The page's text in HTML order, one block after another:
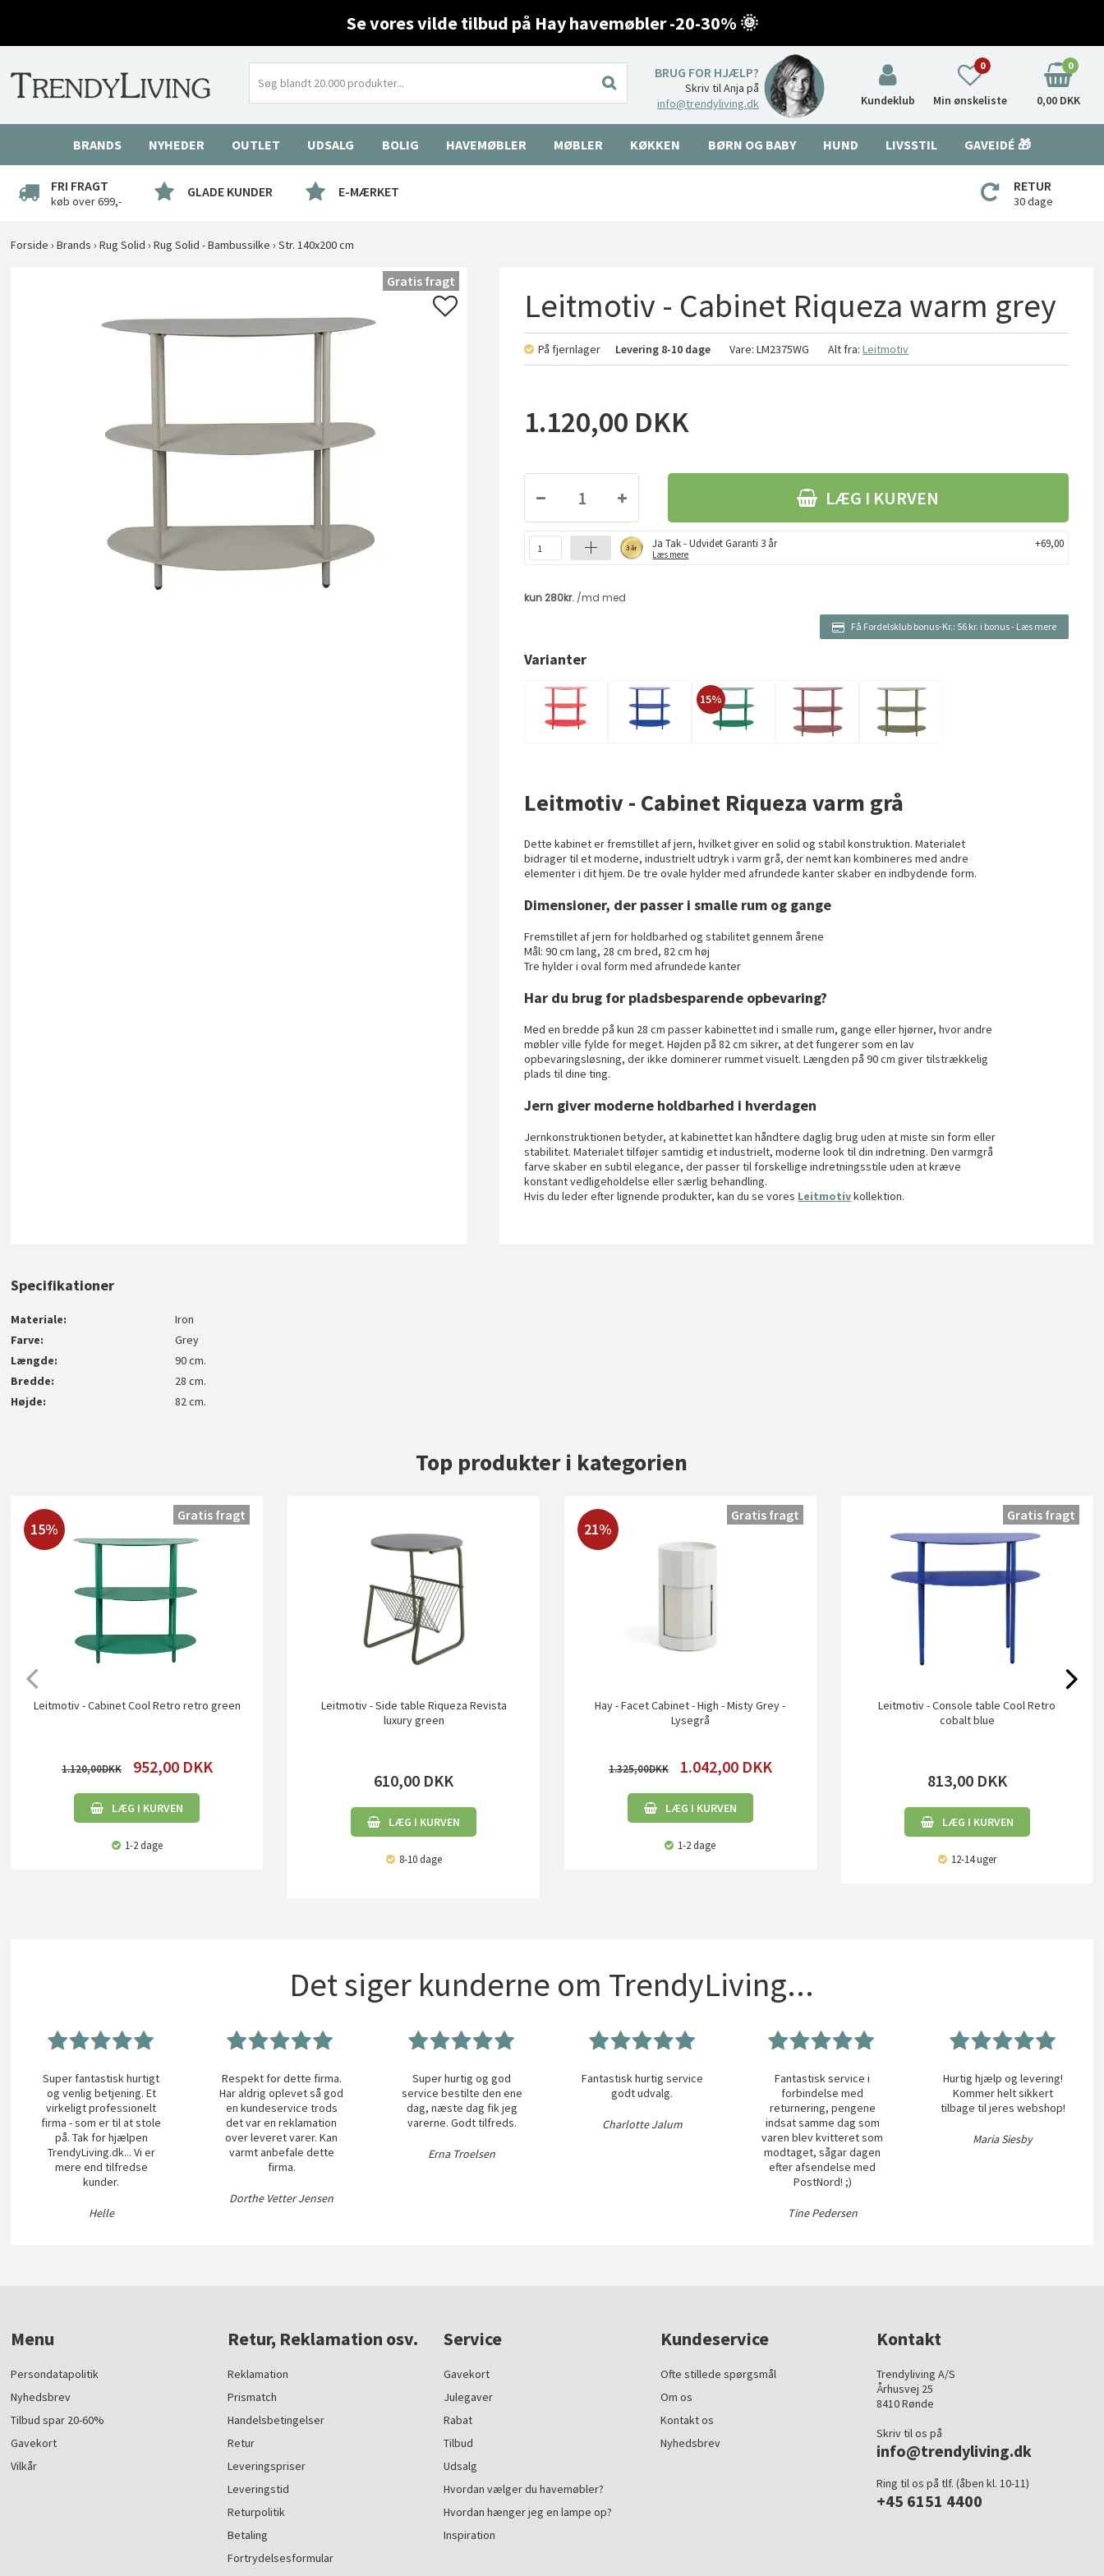
Se vores vilde tilbud på Hay havemøbler -20-30% 🌞
BRUG FOR HJÆLP?
Skriv til Anja på
info@trendyliving.dk
Kundeklub Min ønskeliste
0 0
0,00 DKK
BRANDS NYHEDER OUTLET UDSALG BOLIG HAVEMØBLER MØBLER KØKKEN BØRN OG BABY HUND LIVSSTIL GAVEIDÉ 🎁
FRI FRAGT
køb over 699,-
GLADE KUNDER E-MÆRKET RETUR
30 dage
Forside ›Brands ›Rug Solid ›Rug Solid - Bambussilke ›Str. 140x200 cm
Gratis fragt
Leitmotiv - Cabinet Riqueza warm grey
På fjernlager Levering 8-10 dage Vare:LM2375WG Alt fra:Leitmotiv
1.120,00 DKK
LÆG I KURVEN
Ja Tak - Udvidet Garanti 3 år
Læs mere
+69,00
Få Fordelsklub bonus-Kr.: 56 kr. i bonus- Læs mere
Varianter
15%
Leitmotiv - Cabinet Riqueza varm grå
Dette kabinet er fremstillet af jern, hvilket giver en solid og stabil konstruktion. Materialet
bidrager til et moderne, industrielt udtryk i varm grå, der nemt kan kombineres med andre
elementer i dit hjem. De tre ovale hylder med afrundede kanter skaber en indbydende form.
Dimensioner, der passer i smalle rum og gange
Fremstillet af jern for holdbarhed og stabilitet gennem årene
Mål: 90 cm lang, 28 cm bred, 82 cm høj
Tre hylder i oval form med afrundede kanter
Har du brug for pladsbesparende opbevaring?
Med en bredde på kun 28 cm passer kabinettet ind i smalle rum, gange eller hjørner, hvor andre
møbler ville fylde for meget. Højden på 82 cm sikrer, at det fungerer som en lav
opbevaringsløsning, der ikke dominerer rummet visuelt. Længden på 90 cm giver tilstrækkelig
plads til dine ting.
Jern giver moderne holdbarhed i hverdagen
Jernkonstruktionen betyder, at kabinettet kan håndtere daglig brug uden at miste sin form eller
stabilitet. Materialet tilføjer samtidig et industrielt, moderne look til din indretning. Den varmgrå
farve skaber en subtil elegance, der passer til forskellige indretningsstile uden at kræve
konstant vedligeholdelse eller særlig behandling.
Hvis du leder efter lignende produkter, kan du se vores Leitmotivkollektion.
Specifikationer
Materiale
Iron
Farve
Grey
Længde
90 cm.
Bredde
28 cm.
Højde
82 cm.
Top produkter i kategorien
15%
Leitmotiv - Cabinet Cool Retro retro green
1.120,00 952,00 DKK
LÆG I KURVEN
1-2 dage
Gratis fragt
Leitmotiv - Side table Riqueza Revista
luxury green
610,00 DKK
LÆG I KURVEN
8-10 dage
21%
Hay - Facet Cabinet - High - Misty Grey -
Lysegrå
1.325,00 1.042,00 DKK
LÆG I KURVEN
1-2 dage
Gratis fragt
Leitmotiv - Console table Cool Retro
cobalt blue
813,00 DKK
LÆG I KURVEN
12-14 uger
Gratis fragt
Det siger kunderne om TrendyLiving...
Super fantastisk hurtigt
og venlig betjening. Et
virkeligt professionelt
firma - som er til at stole
på. Tak for hjælpen
TrendyLiving.dk... Vi er
mere end tilfredse
kunder.
Helle
Respekt for dette firma.
Har aldrig oplevet så god
en kundeservice trods
det var en reklamation
over leveret varer. Kan
varmt anbefale dette
firma.
Dorthe Vetter Jensen
Super hurtig og god
service bestilte den ene
dag, næste dag fik jeg
varerne. Godt tilfreds.
Erna Troelsen
Fantastisk hurtig service
godt udvalg.
Charlotte Jalum
Fantastisk service i
forbindelse med
returnering, pengene
indsat samme dag som
varen blev kvitteret som
modtaget, sågar dagen
efter afsendelse med
PostNord! ;)
Tine Pedersen
Hurtig hjælp og levering!
Kommer helt sikkert
tilbage til jeres webshop!
Maria Siesby
Menu
Persondatapolitik
Nyhedsbrev
Tilbud spar 20-60%
Gavekort
Vilkår
Retur, Reklamation osv.
Reklamation
Prismatch
Handelsbetingelser
Retur
Leveringspriser
Leveringstid
Returpolitik
Betaling
Fortrydelsesformular
Service
Gavekort
Julegaver
Rabat
Tilbud
Udsalg
Hvordan vælger du havemøbler?
Hvordan hænger jeg en lampe op?
Inspiration
Kundeservice
Ofte stillede spørgsmål
Om os
Kontakt os
Nyhedsbrev
Kontakt
Trendyliving A/S
Århusvej 25
8410 Rønde
Skriv til os på
info@trendyliving.dk
Ring til os på tlf. (åben kl. 10-11)
+45 6151 4400